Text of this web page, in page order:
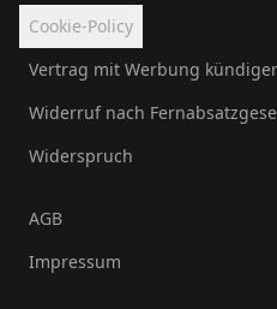
Cookie-Policy
Vertrag mit Werbung
Widerruf nach
Widerspruch
AGB
Impressum